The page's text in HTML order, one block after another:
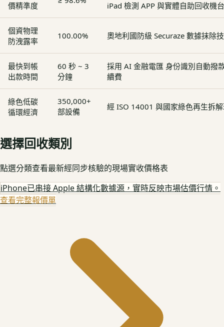
價精準度
iPad 檢測 APP 與實體自助回收機台
個資物理
防洩露率
100.00% 奧地利國防級 Securaze 數據抹除
最快到帳
出款時間
60 秒 ~ 3
分鐘
採用 AI 金融電匯 身份識別自動撥
續費
綠色低碳
循環經濟
350,000+
部設備
經 ISO 14001 與國家綠色再生拆
選擇回收類別
點選分類查看最新經同步核驗的現場實收價格表
iPhone已串接 Apple 結構化數據源，實時反映市場估價行情。
查看完整報價單